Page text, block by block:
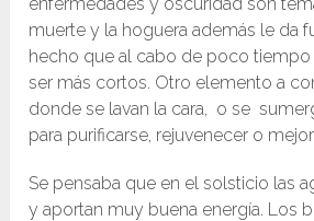
muerte y la hoguera además le da
hecho que al cabo de poco tiempo
ser más cortos. Otro elemento a
donde se lavan la cara, o se
para purificarse, rejuvenecer o
Se pensaba que en el solsticio las
y aportan muy buena energía. Los